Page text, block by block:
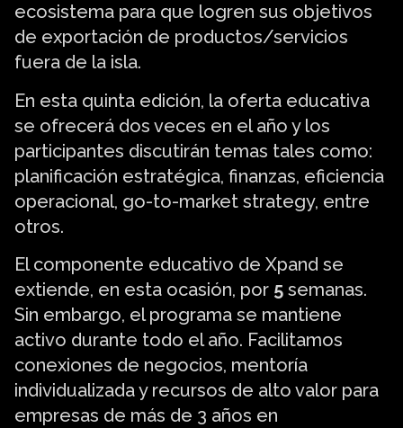
ecosistema para que logren sus objetivos
de exportación de productos/servicios
fuera de la isla.
En esta quinta edición, la oferta educativa
se ofrecerá dos veces en el año y los
participantes discutirán temas tales como:
planificación estratégica, finanzas, eficiencia
operacional, go-to-market strategy, entre
otros.
El componente educativo de Xpand se
extiende, en esta ocasión, por 5 semanas.
Sin embargo, el programa se mantiene
activo durante todo el año. Facilitamos
conexiones de negocios, mentoría
individualizada y recursos de alto valor para
empresas de más de 3 años en